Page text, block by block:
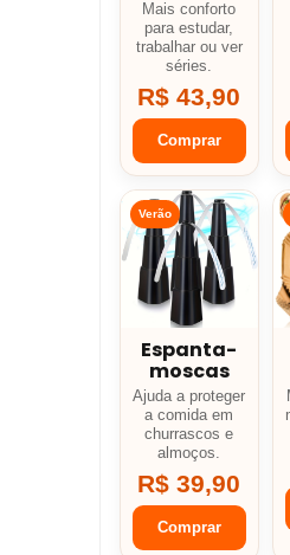
Mais conforto
para estudar,
trabalhar ou ver
séries.
R$ 43,90
Comprar
Verão
Espanta-
moscas
Ajuda a proteger
a comida em
churrascos e
almoços.
R$ 39,90
Comprar